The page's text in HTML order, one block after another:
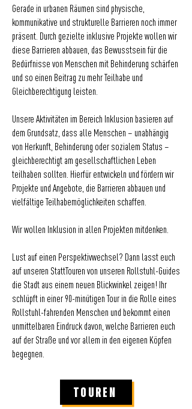
Gerade in urbanen Räumen sind physische,
kommunikative und strukturelle Barrieren noch immer
präsent. Durch gezielte inklusive Projekte wollen wir
diese Barrieren abbauen, das Bewusstsein für die
Bedürfnisse von Menschen mit Behinderung schärfen
und so einen Beitrag zu mehr Teilhabe und
Gleichberechtigung leisten.
Unsere Aktivitäten im Bereich Inklusion basieren auf
dem Grundsatz, dass alle Menschen – unabhängig
von Herkunft, Behinderung oder sozialem Status –
gleichberechtigt am gesellschaftlichen Leben
teilhaben sollten. Hierfür entwickeln und fördern wir
Projekte und Angebote, die Barrieren abbauen und
vielfältige Teilhabemöglichkeiten schaffen.
Wir wollen Inklusion in allen Projekten mitdenken.
Lust auf einen Perspektivwechsel? Dann lasst euch
auf unseren StattTouren von unseren Rollstuhl-Guides
die Stadt aus einem neuen Blickwinkel zeigen! Ihr
schlüpft in einer 90-minütigen Tour in die Rolle eines
Rollstuhl-fahrenden Menschen und bekommt einen
unmittelbaren Eindruck davon, welche Barrieren euch
auf der Straße und vor allem in den eigenen Köpfen
begegnen.
TOUREN